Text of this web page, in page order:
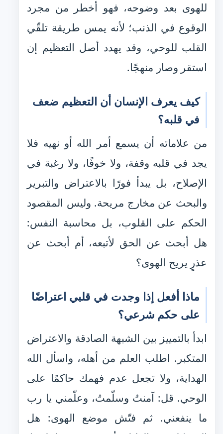
للهوى بعد وضوحه، فهو أخطر من مجرد
الوقوع في الذنب؛ لأنه يمس طريقة تلقّي
القلب للوحي، وقد يهدد أصل التعظيم إن
استقر وصار منهجًا.
كيف يعرف الإنسان أن التعظيم ضعف
في قلبه؟
من علاماته أن يسمع أمر الله أو نهيه فلا
يجد في قلبه وقفة، ولا خوفًا، ولا رغبة في
الإصلاح، بل يبدأ فورًا بالاعتراض والتبرير
والبحث عن مخارج مريحة. وليس المقصود
الحكم على القلوب، بل محاسبة النفس:
هل أبحث عن الحق لأتبعه، أم أبحث عن
عذرٍ يريح الهوى؟
ماذا أفعل إذا وجدت في قلبي اعتراضًا
على حكم شرعي؟
ابدأ بالتمييز بين الشبهة الصادقة والاعتراض
المتكبر. اطلب العلم من أهله، واسأل الله
الهداية، ولا تجعل عدم فهمك حاكمًا على
الوحي. قل: آمنتُ وسلّمتُ، وعلّمني يا رب
ما ينفعني. ثم فتّش موضع الهوى: هل